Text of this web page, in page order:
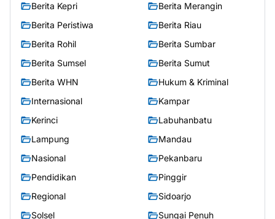
Berita Kepri
Berita Merangin
Berita Peristiwa
Berita Riau
Berita Rohil
Berita Sumbar
Berita Sumsel
Berita Sumut
Berita WHN
Hukum & Kriminal
Internasional
Kampar
Kerinci
Labuhanbatu
Lampung
Mandau
Nasional
Pekanbaru
Pendidikan
Pinggir
Regional
Sidoarjo
Solsel
Sungai Penuh